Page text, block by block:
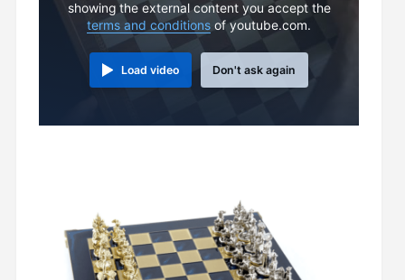
showing the external content you accept the
terms and conditions of youtube.com.
Load video Don't ask again